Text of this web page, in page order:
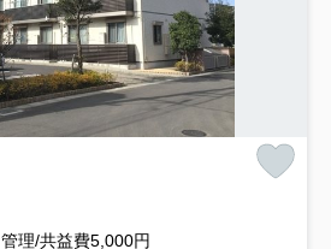
管理/共益費5,000円